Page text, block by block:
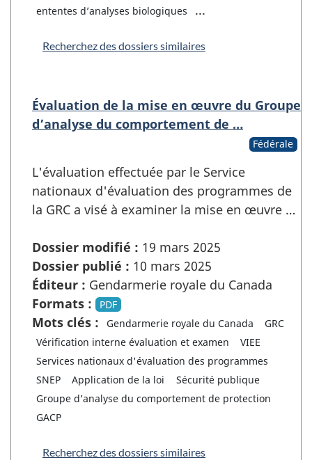
ententes d’analyses biologiques
...
Recherchez des dossiers similaires
Évaluation de la mise en œuvre du Groupe
d’analyse du comportement de …
Fédérale
L'évaluation effectuée par le Service
nationaux d'évaluation des programmes de
la GRC a visé à examiner la mise en œuvre …
Dossier modifié : 19 mars 2025
Dossier publié : 10 mars 2025
Éditeur : Gendarmerie royale du Canada
Formats :
PDF
Mots clés : Gendarmerie royale du Canada
GRC
Vérification interne évaluation et examen
VIEE
Services nationaux d'évaluation des programmes
SNEP
Application de la loi
Sécurité publique
Groupe d’analyse du comportement de protection
GACP
Recherchez des dossiers similaires